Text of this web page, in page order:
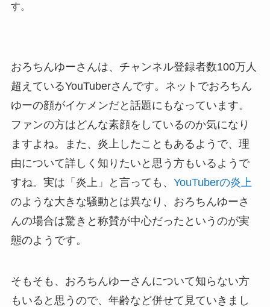
す。
おろちんゆーさんは、チャンネル登録者数100万人
超えているYouTuberさんです。ネットでおろちん
ゆーの顔がイケメンだと話題にもなっています。
ファンの方はどんな素顔をしているのか気になり
ますよね。また、炎上したこともあるようで、理
由について詳しく知りたいと思う方もいるようで
すね。実は「炎上」と言っても、 YouTuberの炎上
のような大きな騒動とは異なり、おろちんゆーさ
んの場合は驚きと称賛が中心だったというのが実
態のようです。
そもそも、おろちんゆーさんについて知らない方
もいると思うので、年齢など併せて見ていきまし